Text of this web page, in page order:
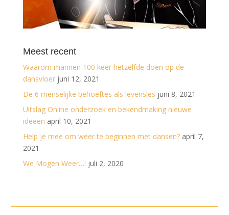
Meest recent
Waarom mannen 100 keer hetzelfde doen op de
dansvloer juni 12, 2021
De 6 menselijke behoeftes als levensles juni 8, 2021
Uitslag Online onderzoek en bekendmaking nieuwe
ideeën april 10, 2021
Help je mee om weer te beginnen met dansen? april 7,
2021
We Mogen Weer…! juli 2, 2020